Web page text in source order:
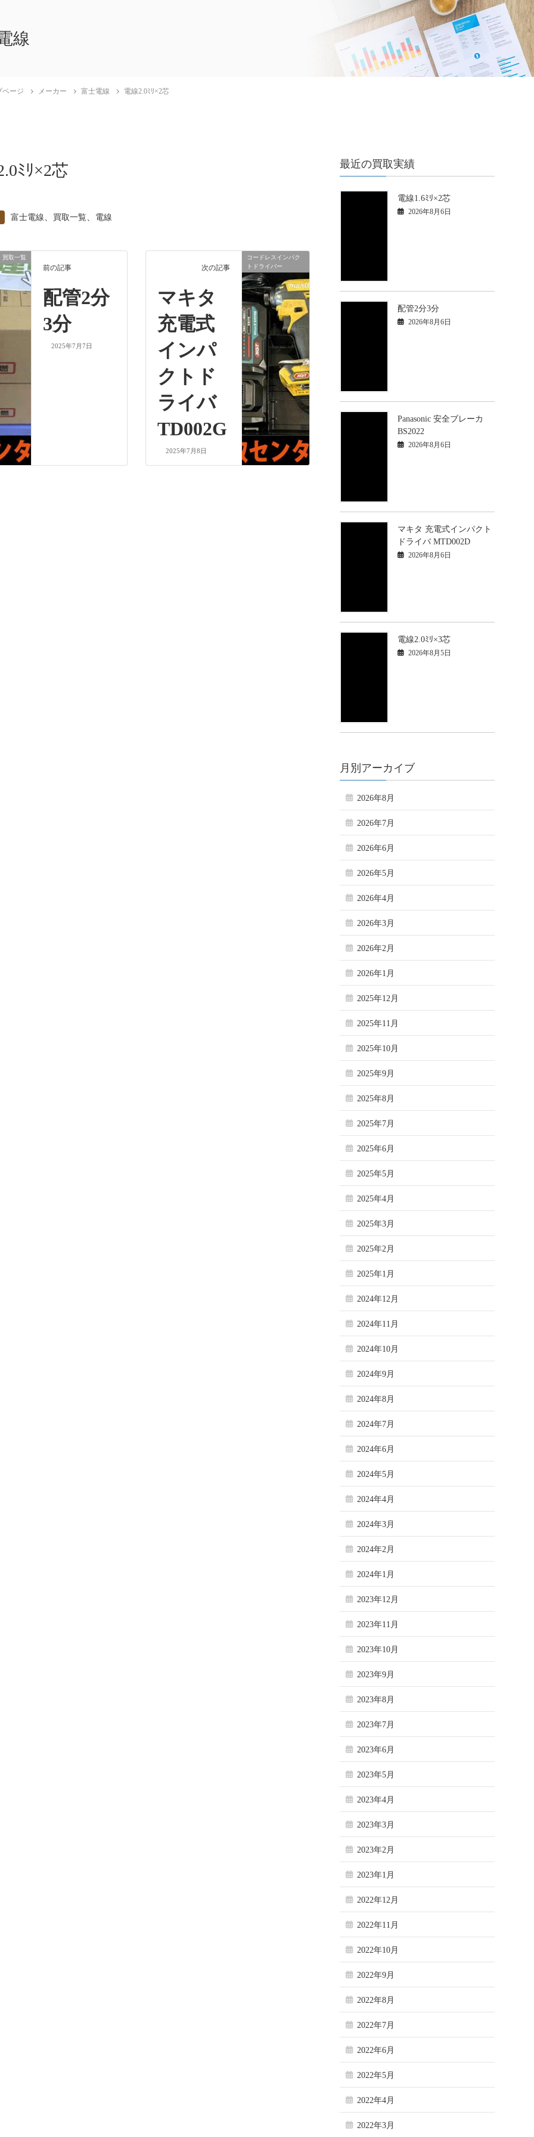
線
ページ メーカー 富士電線 電線2.0ﾐﾘ×2芯
ﾐﾘ×2芯
富士電線 、 買取一覧、 電線
買取一覧
前の記事
配管2分
3分
2025年7月7日
コードレスインパク
トドライバー
次の記事
マキタ
充電式
インパ
クトド
ライバ
TD002G
2025年7月8日
最近の買取実績
電線1.6ﾐﾘ×2芯
2026年8月6日
配管2分3分
2026年8月6日
Panasonic 安全ブレーカ
BS2022
2026年8月6日
マキタ 充電式インパクト
ドライバ MTD002D
2026年8月6日
電線2.0ﾐﾘ×3芯
2026年8月5日
月別アーカイブ
2026年8月
2026年7月
2026年6月
2026年5月
2026年4月
2026年3月
2026年2月
2026年1月
2025年12月
2025年11月
2025年10月
2025年9月
2025年8月
2025年7月
2025年6月
2025年5月
2025年4月
2025年3月
2025年2月
2025年1月
2024年12月
2024年11月
2024年10月
2024年9月
2024年8月
2024年7月
2024年6月
2024年5月
2024年4月
2024年3月
2024年2月
2024年1月
2023年12月
2023年11月
2023年10月
2023年9月
2023年8月
2023年7月
2023年6月
2023年5月
2023年4月
2023年3月
2023年2月
2023年1月
2022年12月
2022年11月
2022年10月
2022年9月
2022年8月
2022年7月
2022年6月
2022年5月
2022年4月
2022年3月